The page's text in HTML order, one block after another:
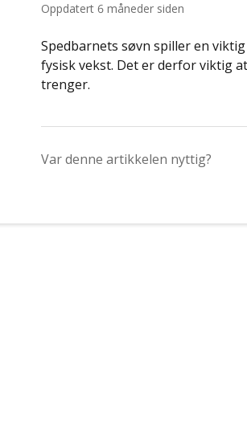
Oppdatert 6 måneder siden
Spedbarnets søvn spiller en
fysisk vekst. Det er derfor viktig
trenger.
Var denne artikkelen nyttig?